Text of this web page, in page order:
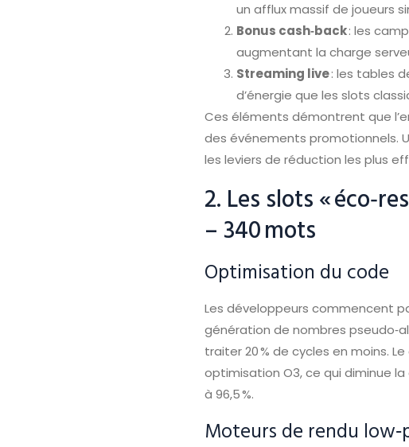
un afflux massif de joueurs
Bonus cash‑back: les
augmentant la charge
Streaming live: les tables
d’énergie que les slots
Ces éléments démontrent que
des événements promotionnels.
les leviers de réduction les plus
2. Les slots «
– 340 mots
Optimisation du code
Les développeurs commencent
génération de nombres
traiter 20 % de cycles en moins.
optimisation O3, ce qui diminue
à 96,5 %.
Moteurs de rendu